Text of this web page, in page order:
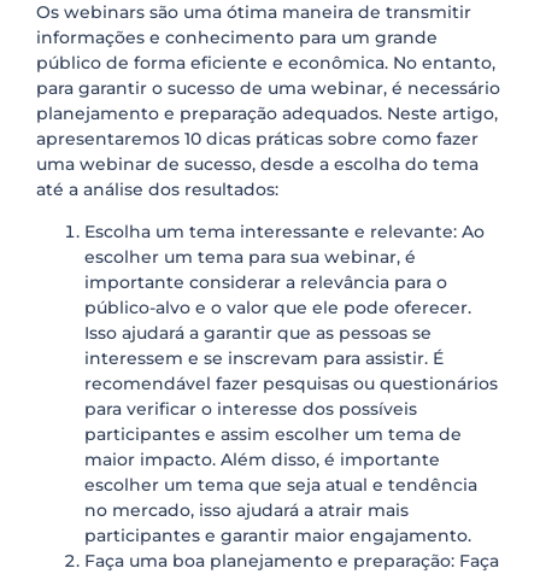
Os webinars são uma ótima maneira de transmitir
informações e conhecimento para um grande
público de forma eficiente e econômica. No entanto,
para garantir o sucesso de uma webinar, é necessário
planejamento e preparação adequados. Neste artigo,
apresentaremos 10 dicas práticas sobre como fazer
uma webinar de sucesso, desde a escolha do tema
até a análise dos resultados:
Escolha um tema interessante e relevante: Ao
escolher um tema para sua webinar, é
importante considerar a relevância para o
público-alvo e o valor que ele pode oferecer.
Isso ajudará a garantir que as pessoas se
interessem e se inscrevam para assistir. É
recomendável fazer pesquisas ou questionários
para verificar o interesse dos possíveis
participantes e assim escolher um tema de
maior impacto. Além disso, é importante
escolher um tema que seja atual e tendência
no mercado, isso ajudará a atrair mais
participantes e garantir maior engajamento.
Faça uma boa planejamento e preparação: Faça